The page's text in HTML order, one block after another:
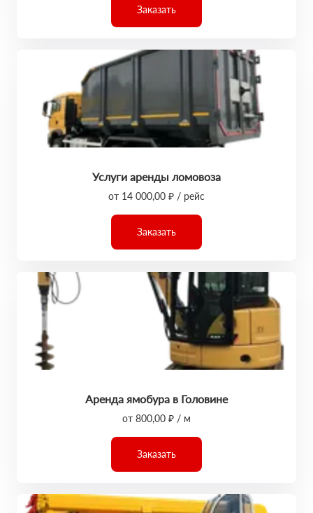
Заказать
Услуги аренды ломовоза
от 14 000,00 ₽ / рейс
Заказать
Аренда ямобура в Головине
от 800,00 ₽ / м
Заказать